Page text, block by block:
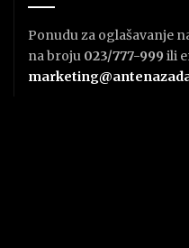
Ponudu za oglašavanje
na broju 023/777-999 ili